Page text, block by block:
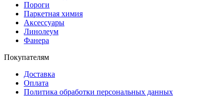
Пороги
Паркетная химия
Аксессуары
Линолеум
Фанера
Покупателям
Доставка
Оплата
Политика обработки персональных данных